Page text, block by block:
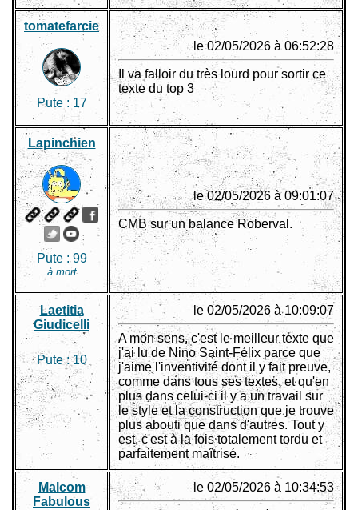
tomatefarcie
Pute : 17
le 02/05/2026 à 06:52:28
Il va falloir du très lourd pour sortir ce
texte du top 3
Lapinchien
Pute :99
à mort
le 02/05/2026 à 09:01:07
CMB sur un balance Roberval.
Laetitia
Giudicelli
Pute :10
le 02/05/2026 à 10:09:07
A mon sens, c'est le meilleur texte que
j'ai lu de Nino Saint-Félix parce que
j'aime l'inventivité dont il y fait preuve,
comme dans tous ses textes, et qu'en
plus dans celui-ci il y a un travail sur
le style et la construction que je trouve
plus abouti que dans d'autres. Tout y
est, c'est à la fois totalement tordu et
parfaitement maîtrisé.
Malcom
Fabulous
le 02/05/2026 à 10:34:53